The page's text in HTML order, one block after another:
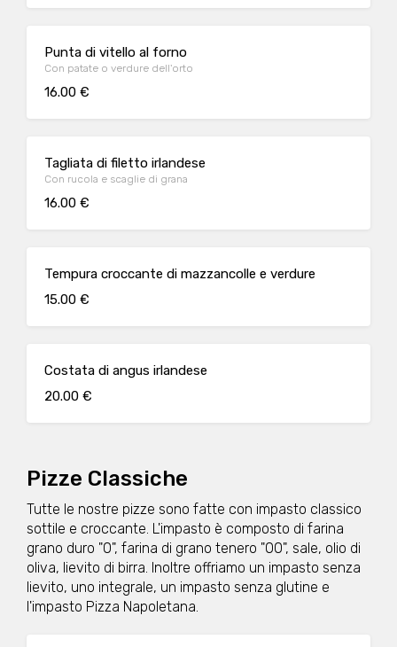
Punta di vitello al forno
Con patate o verdure dell'orto
16.00 €
Tagliata di filetto irlandese
Con rucola e scaglie di grana
16.00 €
Tempura croccante di mazzancolle e verdure
15.00 €
Costata di angus irlandese
20.00 €
Pizze Classiche
Tutte le nostre pizze sono fatte con impasto classico
sottile e croccante. L'impasto è composto di farina
grano duro "0", farina di grano tenero "00", sale, olio di
oliva, lievito di birra. Inoltre offriamo un impasto senza
lievito, uno integrale, un impasto senza glutine e
l'impasto Pizza Napoletana.